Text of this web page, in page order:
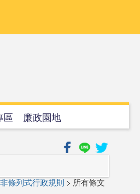
區 廉政園地
非條列式行政規則 > 所有條文